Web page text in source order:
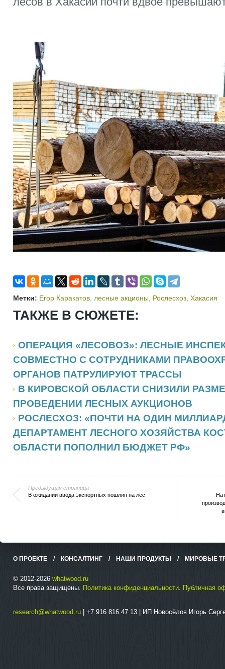
Метки: Егор Каракатов, лесные акционы, Рослесхоз, Хакасия
ТАКЖЕ В СЮЖЕТЕ:
ОПЕРАЦИЯ «ЛЕСОВОЗ»: ЛЕСНЫЕ
СОВМЕСТНО С СОТРУДНИКАМИ
ОРГАНОВ ПАТРУЛИРУЮТ ТРАССЫ
В КИРОВСКОЙ ОБЛАСТИ СНИЗИЛИ
ПРОВЕДЕНИИ ЛЕСНЫХ АУКЦИОНОВ
РОСЛЕСХОЗ: «ПОЧТИ НА ОДИН
ДЕПАРТАМЕНТ ЛЕСНОГО ХОЗЯЙСТВА
ОБЛАСТИ ПОПОЛНИЛ БЮДЖЕТ РФ»
Предыдущая страница
В ожидании ввода экспортных пошлин на лес
О ПРОЕКТЕ / КОНСАЛТИНГ / НАШИ ПРОДУКТЫ / МИРОВЫЕ
© 2012-2026 whatwood.ru
Все права защищены. Политика конфиденциальности. Публичная
research@whatwood.ru | +7 916 816 47 13 | ИП Новосёлов Игорь